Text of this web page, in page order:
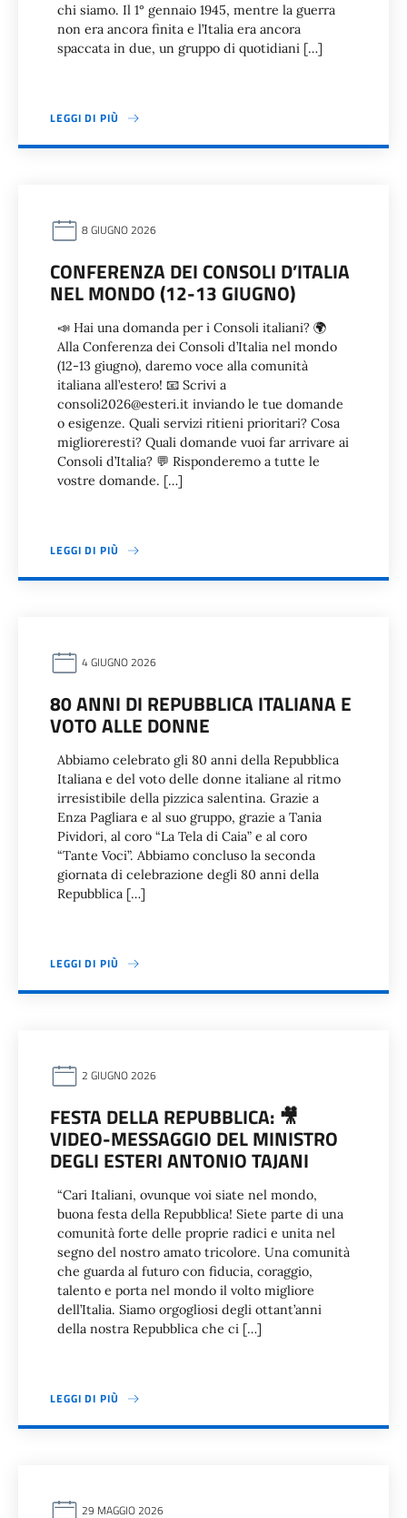
chi siamo. Il 1° gennaio 1945, mentre la guerra
non era ancora finita e l’Italia era ancora
spaccata in due, un gruppo di quotidiani […]
LEGGI DI PIÙ
8 GIUGNO 2026
CONFERENZA DEI CONSOLI D’ITALIA
NEL MONDO (12-13 GIUGNO)
📣 Hai una domanda per i Consoli italiani? 🌍
Alla Conferenza dei Consoli d’Italia nel mondo
(12-13 giugno), daremo voce alla comunità
italiana all’estero! 📧 Scrivi a
consoli2026@esteri.it inviando le tue domande
o esigenze. Quali servizi ritieni prioritari? Cosa
miglioreresti? Quali domande vuoi far arrivare ai
Consoli d’Italia? 💬 Risponderemo a tutte le
vostre domande. […]
LEGGI DI PIÙ
4 GIUGNO 2026
80 ANNI DI REPUBBLICA ITALIANA E
VOTO ALLE DONNE
Abbiamo celebrato gli 80 anni della Repubblica
Italiana e del voto delle donne italiane al ritmo
irresistibile della pizzica salentina. Grazie a
Enza Pagliara e al suo gruppo, grazie a Tania
Pividori, al coro “La Tela di Caia” e al coro
“Tante Voci”. Abbiamo concluso la seconda
giornata di celebrazione degli 80 anni della
Repubblica […]
LEGGI DI PIÙ
2 GIUGNO 2026
FESTA DELLA REPUBBLICA: 🎥
VIDEO-MESSAGGIO DEL MINISTRO
DEGLI ESTERI ANTONIO TAJANI
“Cari Italiani, ovunque voi siate nel mondo,
buona festa della Repubblica! Siete parte di una
comunità forte delle proprie radici e unita nel
segno del nostro amato tricolore. Una comunità
che guarda al futuro con fiducia, coraggio,
talento e porta nel mondo il volto migliore
dell’Italia. Siamo orgogliosi degli ottant’anni
della nostra Repubblica che ci […]
LEGGI DI PIÙ
29 MAGGIO 2026